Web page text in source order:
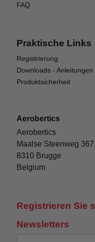
Registrieren Sie
Newsletters
FAQ
Praktische Links
Registrierung
Downloads - Anleitungen
Produktsicherheit
Aerobertics
Aerobertics
Maalse Steenweg 367
8310 Brugge
Belgium